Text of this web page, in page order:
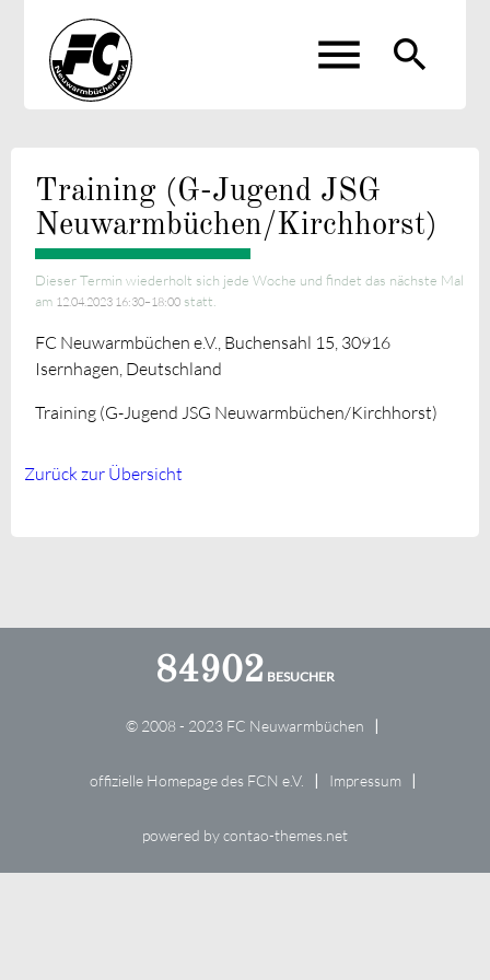
menu search
Training (G-Jugend JSG
Neuwarmbüchen/Kirchhorst)
Dieser Termin wiederholt sich jede Woche und findet das nächste Mal
am 12.04.2023 16:30–18:00 statt.
FC Neuwarmbüchen e.V., Buchensahl 15, 30916
Isernhagen, Deutschland
Training (G-Jugend JSG Neuwarmbüchen/Kirchhorst)
Zurück zur Übersicht
84902
© 2008 - 2023 FC Neuwarmbüchen
offizielle Homepage des FCN e.V. Impressum
powered bycontao-themes.net